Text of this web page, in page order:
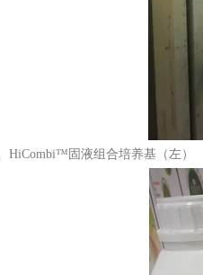
HiCombi™固液组合培养基（左）